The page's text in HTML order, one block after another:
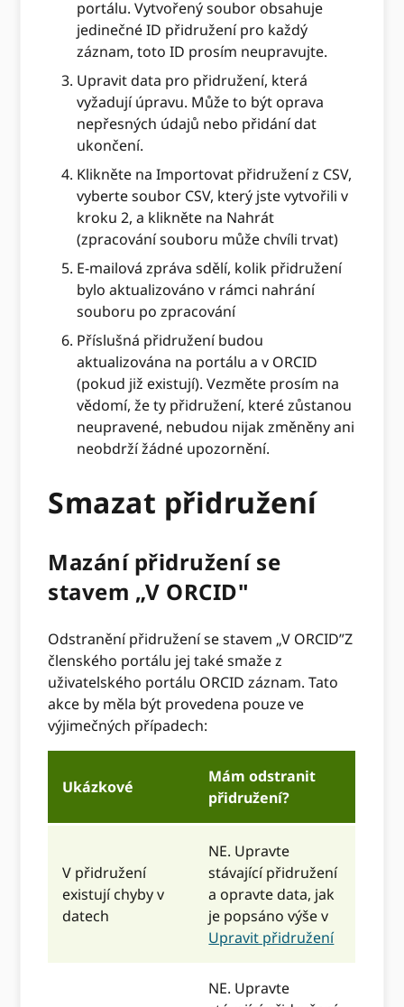
portálu. Vytvořený soubor obsahuje
jedinečné ID přidružení pro každý
záznam, toto ID prosím neupravujte.
Upravit data pro přidružení, která
vyžadují úpravu. Může to být oprava
nepřesných údajů nebo přidání dat
ukončení.
Klikněte na Importovat přidružení z CSV,
vyberte soubor CSV, který jste vytvořili v
kroku 2, a klikněte na Nahrát
(zpracování souboru může chvíli trvat)
E-mailová zpráva sdělí, kolik přidružení
bylo aktualizováno v rámci nahrání
souboru po zpracování
Příslušná přidružení budou
aktualizována na portálu a v ORCID
(pokud již existují). Vezměte prosím na
vědomí, že ty přidružení, které zůstanou
neupravené, nebudou nijak změněny ani
neobdrží žádné upozornění.
Smazat přidružení
Mazání přidružení se
stavem „V ORCID"
Odstranění přidružení se stavem „V ORCID”Z
členského portálu jej také smaže z
uživatelského portálu ORCID záznam. Tato
akce by měla být provedena pouze ve
výjimečných případech:
Ukázkové
Mám odstranit
přidružení?
V přidružení
existují chyby v
datech
NE. Upravte
stávající přidružení
a opravte data, jak
je popsáno výše v
Upravit přidružení
NE. Upravte